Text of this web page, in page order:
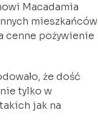
Macadamia
mieszkańców
cenne pożywienie
że dość
tylko w
jak na